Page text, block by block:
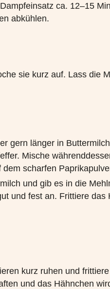
ca. 12–15
abkühlen.
sie kurz auf. Lass die
gern länger in
Mische
scharfen
und gib es in die
und fest an. Frittiere das
kurz ruhen und
und das Hähnchen